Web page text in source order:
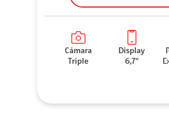
Cámara
Triple
Display
6,7"